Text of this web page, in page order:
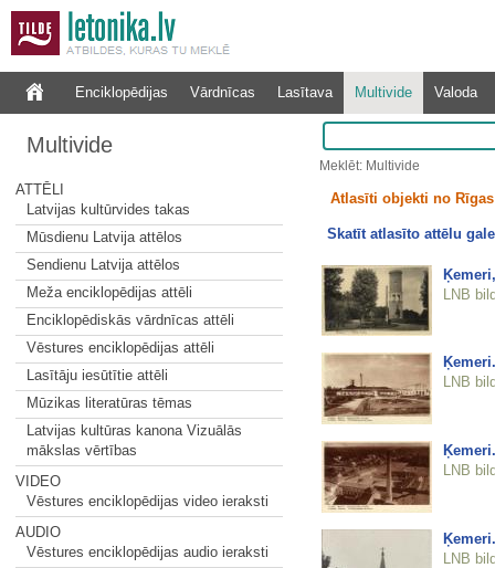
Enciklopēdijas Vārdnīcas Lasītava Multivide Valoda
Multivide
ATTĒLI
Latvijas kultūrvides takas
Mūsdienu Latvija attēlos
Sendienu Latvija attēlos
Meža enciklopēdijas attēli
Enciklopēdiskās vārdnīcas attēli
Vēstures enciklopēdijas attēli
Lasītāju iesūtītie attēli
Mūzikas literatūras tēmas
Latvijas kultūras kanona Vizuālās
mākslas vērtības
VIDEO
Vēstures enciklopēdijas video ieraksti
AUDIO
Vēstures enciklopēdijas audio ieraksti
Meklēt: Multivide
Atlasīti objekti no
Skatīt atlasīto attēlu
LNB
LNB
LNB
LNB